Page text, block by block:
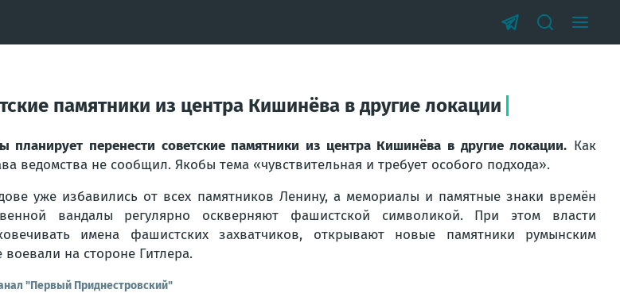
памятники из центра Кишинёва в другие локации
планирует перенести советские памятники из центра Кишинёва в другие локации. Как
ведомства не сообщил. Якобы тема «чувствительная и требует особого подхода».
уже избавились от всех памятников Ленину, а мемориалы и памятные знаки времён
вандалы регулярно оскверняют фашистской символикой. При этом власти
имена фашистских захватчиков, открывают новые памятники румынским
воевали на стороне Гитлера.
"Первый Приднестровский"